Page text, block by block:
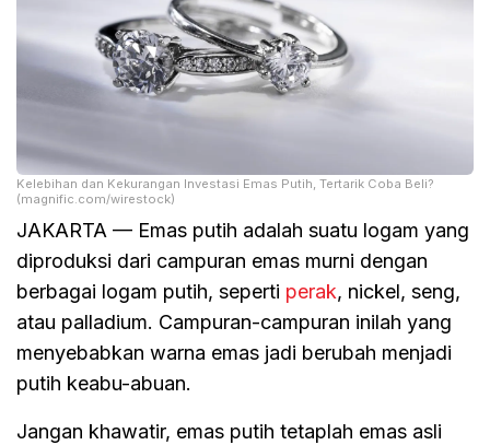
Kelebihan dan Kekurangan Investasi Emas Putih, Tertarik Coba Beli?
(magnific.com/wirestock)
JAKARTA — Emas putih adalah suatu logam yang
diproduksi dari campuran emas murni dengan
berbagai logam putih, seperti perak, nickel, seng,
atau palladium. Campuran-campuran inilah yang
menyebabkan warna emas jadi berubah menjadi
putih keabu-abuan.
Jangan khawatir, emas putih tetaplah emas asli